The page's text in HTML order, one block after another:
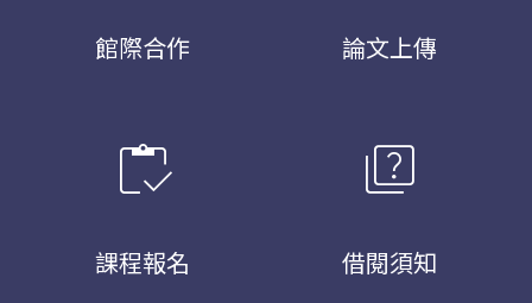
館際合作 論文上傳
inventory
課程報名
quiz
借閱須知